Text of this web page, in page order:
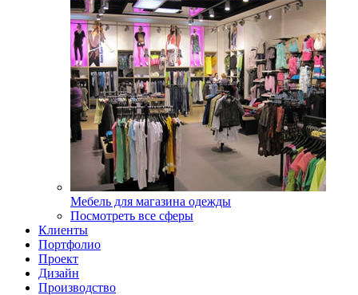
Мебель для магазина одежды
Посмотреть все сферы
Клиенты
Портфолио
Проект
Дизайн
Производство